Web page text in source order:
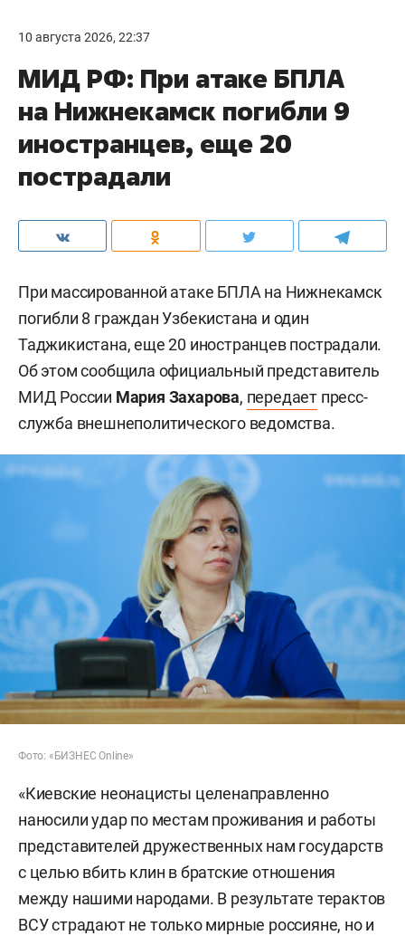
10 августа 2026, 22:37
МИД РФ: При атаке БПЛА
на Нижнекамск погибли 9
иностранцев, еще 20
пострадали
При массированной атаке БПЛА на Нижнекамск
погибли 8 граждан Узбекистана и один
Таджикистана, еще 20 иностранцев пострадали.
Об этом сообщила официальный представитель
МИД России Мария Захарова, передает пресс-
служба внешнеполитического ведомства.
Фото: «БИЗНЕС Online»
«Киевские неонацисты целенаправленно
наносили удар по местам проживания и работы
представителей дружественных нам государств
с целью вбить клин в братские отношения
между нашими народами. В результате терактов
ВСУ страдают не только мирные россияне, но и